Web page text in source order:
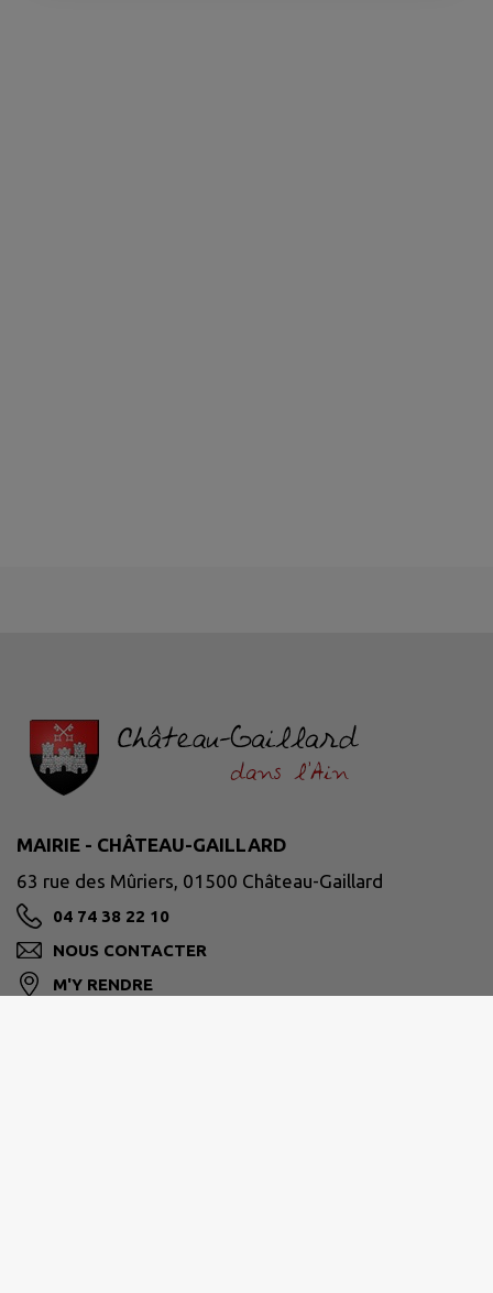
MAIRIE - CHÂTEAU-GAILLARD
63 rue des Mûriers, 01500 Château-Gaillard
04 74 38 22 10
NOUS CONTACTER
M'Y RENDRE